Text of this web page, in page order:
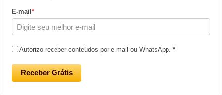
E-mail *
Autorizo receber conteúdos por e-mail ou WhatsApp. *
Receber Grátis